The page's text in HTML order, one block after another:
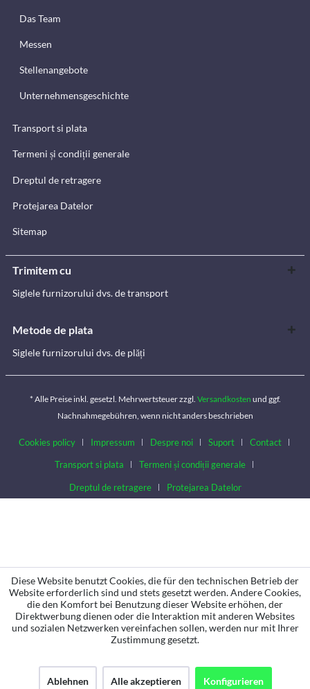
Das Team
Messen
Stellenangebote
Unternehmensgeschichte
Transport si plata
Termeni și condiții generale
Dreptul de retragere
Protejarea Datelor
Sitemap
Trimitem cu
Siglele furnizorului dvs. de transport
Metode de plata
Siglele furnizorului dvs. de plăți
* Alle Preise inkl. gesetzl. Mehrwertsteuer zzgl. Versandkosten und ggf.
Nachnahmegebühren, wenn nicht anders beschrieben
Cookies policy Impressum Despre noi Suport
Contact
Transport si plata
Termeni și condiții generale
Dreptul de retragere Protejarea Datelor
Diese Website benutzt Cookies, die für den technischen Betrieb der
Website erforderlich sind und stets gesetzt werden. Andere Cookies,
die den Komfort bei Benutzung dieser Website erhöhen, der
Direktwerbung dienen oder die Interaktion mit anderen Websites
und sozialen Netzwerken vereinfachen sollen, werden nur mit Ihrer
Zustimmung gesetzt.
Ablehnen Alle akzeptieren Konfigurieren